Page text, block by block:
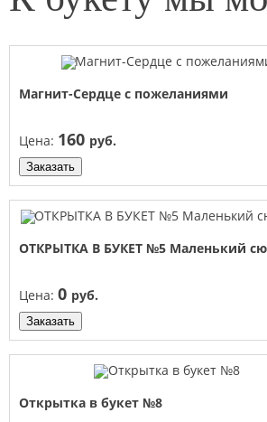
Магнит-Сердце с пожеланиями
Цена: 160 руб.
Заказать
ОТКРЫТКА В БУКЕТ №5 Маленький
Цена: 0 руб.
Заказать
Открытка в букет №8